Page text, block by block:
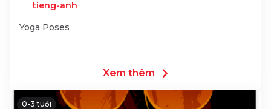
tieng-anh
Yoga Poses
Xem thêm
0-3 tuổi